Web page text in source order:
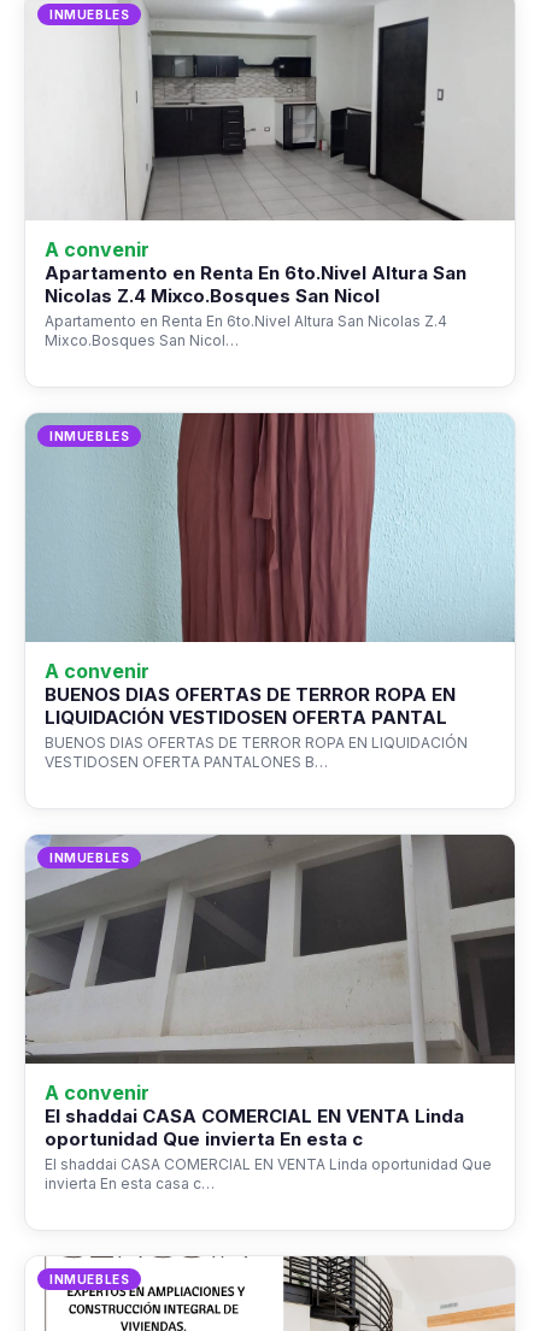
INMUEBLES
A convenir
Apartamento en Renta En 6to.Nivel Altura San
Nicolas Z.4 Mixco.Bosques San Nicol
Apartamento en Renta En 6to.Nivel Altura San Nicolas Z.4
Mixco.Bosques San Nicol…
INMUEBLES
A convenir
BUENOS DIAS OFERTAS DE TERROR ROPA EN
LIQUIDACIÓN VESTIDOSEN OFERTA PANTAL
BUENOS DIAS OFERTAS DE TERROR ROPA EN LIQUIDACIÓN
VESTIDOSEN OFERTA PANTALONES B…
INMUEBLES
A convenir
El shaddai CASA COMERCIAL EN VENTA Linda
oportunidad Que invierta En esta c
El shaddai CASA COMERCIAL EN VENTA Linda oportunidad Que
invierta En esta casa c…
INMUEBLES